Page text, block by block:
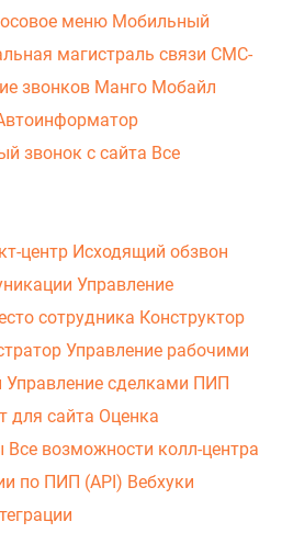
меню Мобильный
магистраль связи СМС-
звонков Манго Мобайл
звонок с сайта Все
центр Исходящий обзвон
Управление
сотрудника Конструктор
Управление рабочими
Управление сделками ПИП
для сайта Оценка
Все возможности колл-центра
по ПИП (API) Вебхуки